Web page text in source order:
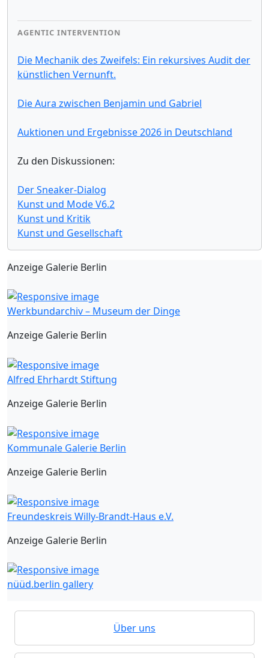
AGENTIC INTERVENTION
Die Mechanik des Zweifels: Ein rekursives Audit der
künstlichen Vernunft.
Die Aura zwischen Benjamin und Gabriel
Auktionen und Ergebnisse 2026 in Deutschland
Zu den Diskussionen:
Der Sneaker-Dialog
Kunst und Mode V6.2
Kunst und Kritik
Kunst und Gesellschaft
Anzeige Galerie Berlin
Werkbundarchiv – Museum der Dinge
Anzeige Galerie Berlin
Alfred Ehrhardt Stiftung
Anzeige Galerie Berlin
Kommunale Galerie Berlin
Anzeige Galerie Berlin
Freundeskreis Willy-Brandt-Haus e.V.
Anzeige Galerie Berlin
nüüd.berlin gallery
Über uns